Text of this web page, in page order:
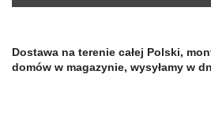
Dostawa na terenie całej Polski,
domów w magazynie, wysyłamy w